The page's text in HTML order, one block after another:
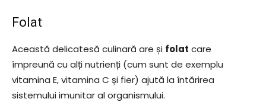
Folat
Această delicatesă culinară are și folat care
împreună cu alți nutrienți (cum sunt de exemplu
vitamina E, vitamina C și fier) ajută la întărirea
sistemului imunitar al organismului.